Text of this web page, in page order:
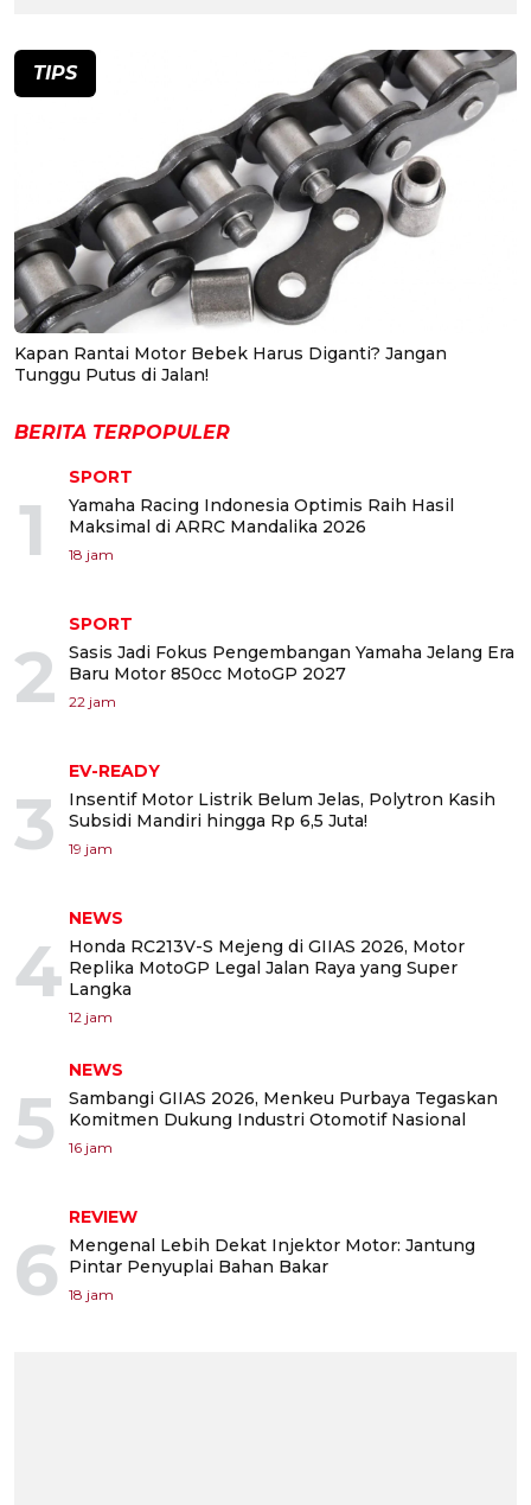
TIPS
Kapan Rantai Motor Bebek Harus Diganti? Jangan
Tunggu Putus di Jalan!
BERITA TERPOPULER
1
SPORT
Yamaha Racing Indonesia Optimis Raih Hasil
Maksimal di ARRC Mandalika 2026
18 jam
2
SPORT
Sasis Jadi Fokus Pengembangan Yamaha Jelang Era
Baru Motor 850cc MotoGP 2027
22 jam
3
EV-READY
Insentif Motor Listrik Belum Jelas, Polytron Kasih
Subsidi Mandiri hingga Rp 6,5 Juta!
19 jam
4
NEWS
Honda RC213V-S Mejeng di GIIAS 2026, Motor
Replika MotoGP Legal Jalan Raya yang Super
Langka
12 jam
5
NEWS
Sambangi GIIAS 2026, Menkeu Purbaya Tegaskan
Komitmen Dukung Industri Otomotif Nasional
16 jam
6
REVIEW
Mengenal Lebih Dekat Injektor Motor: Jantung
Pintar Penyuplai Bahan Bakar
18 jam